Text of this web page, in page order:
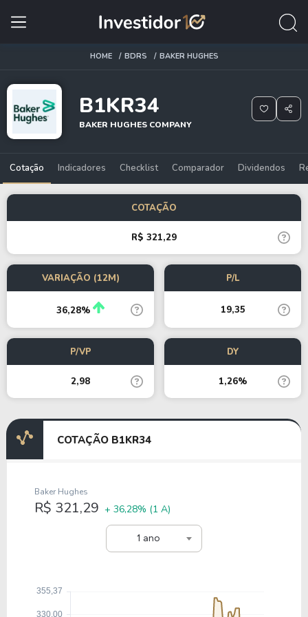
HOME BDRS BAKER HUGHES
B1KR34
BAKER HUGHES COMPANY
Cotação Indicadores Checklist Comparador Dividendos
COTAÇÃO
R$ 321,29
VARIAÇÃO (12M)
36,28%
P/L
19,35
P/VP
2,98
DY
1,26%
COTAÇÃO B1KR34
1 ano
Baker Hughes
R$ 321,29 + 36,28% (1 A)